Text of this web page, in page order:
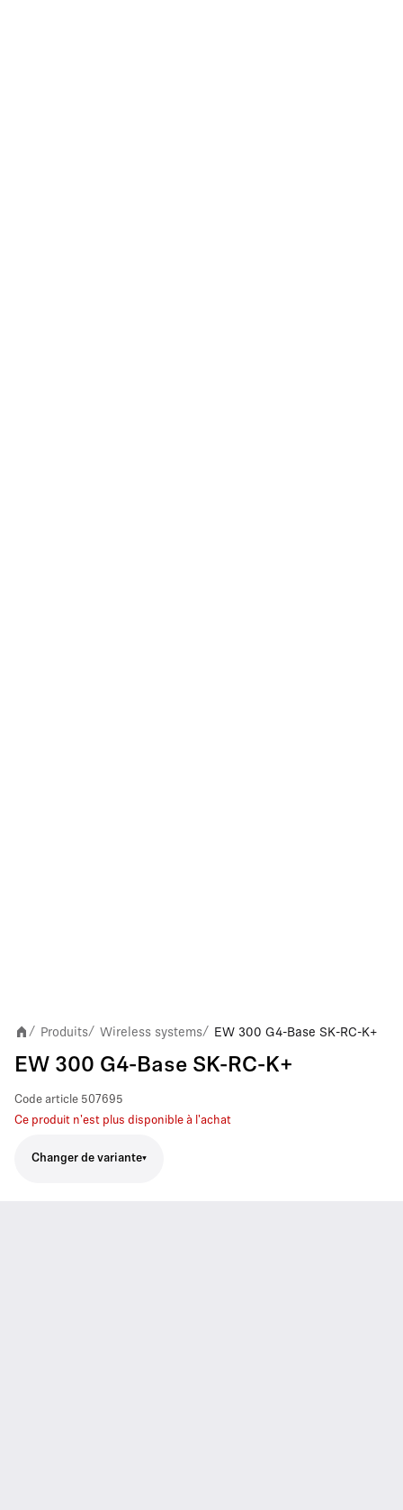
/ Produits/ Wireless systems/ EW 300 G4-Base SK-RC-K+
EW 300 G4-Base SK-RC-K+
Code article 507695
Ce produit n'est plus disponible à l'achat
Changer de variante